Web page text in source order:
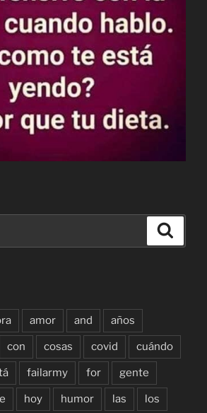
amor and años
con cosas covid cuándo
failarmy for gente
hoy humor las los